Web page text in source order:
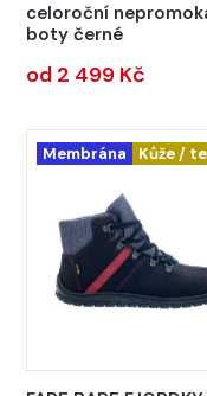
celoroční
boty černé
od 2 499 Kč
Membrána Kůže /